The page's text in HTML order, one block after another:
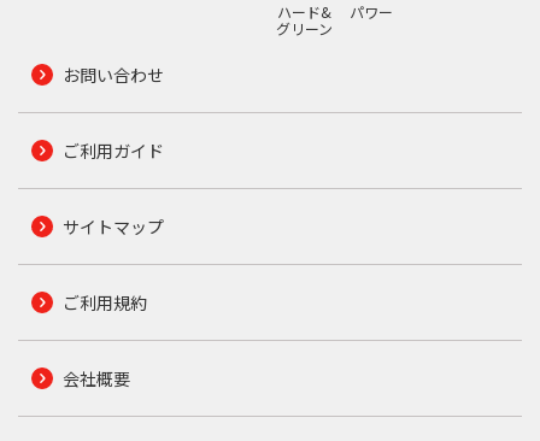
ハード&
グリーン
パワー
お問い合わせ
ご利用ガイド
サイトマップ
ご利用規約
会社概要